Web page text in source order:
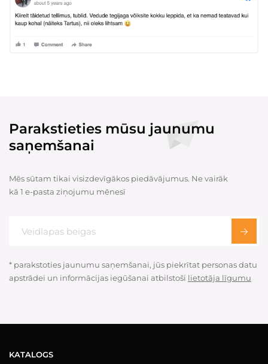
Parakstieties mūsu jaunumu
saņemšanai
Mēs sūtam tikai visizdevīgākos piedāvājumus. Ne vairāk
kā 1 e-pasta ziņojumu mēnesī
* parakstoties jaunumu saņemšanai, jūs piekrītat personas datu
apstrādei un informācijas iegūšanai atbilstoši lietotāja līgumu
KATALOGS